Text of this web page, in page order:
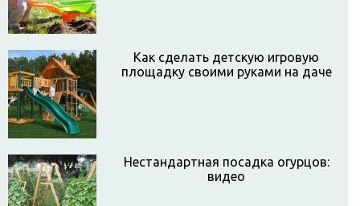
Как сделать детскую игровую
площадку своими руками на даче
Нестандартная посадка огурцов:
видео